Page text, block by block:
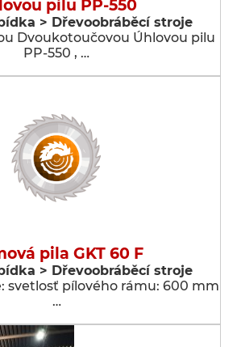
pilu PP-550
> Dřevoobráběcí stroje
Dvoukotoučovou Úhlovou pilu
PP-550 , …
pila GKT 60 F
> Dřevoobráběcí stroje
svetlosť pílového rámu: 600 mm
…